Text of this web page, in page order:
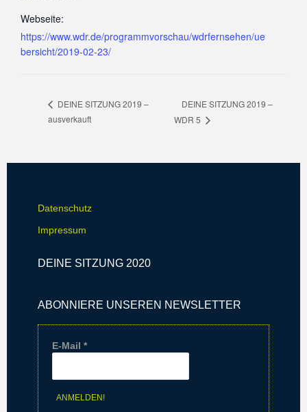
Webseite:
https://www.wdr.de/programmvorschau/wdrfernsehen/ue
bersicht/2019-02-23/
DEINE SITZUNG 2019 –
ausverkauft
DEINE SITZUNG 2019 –
WDR 5
Datenschutz
Impressum
DEINE SITZUNG 2020
ABONNIERE UNSEREN NEWSLETTER
E-Mail *